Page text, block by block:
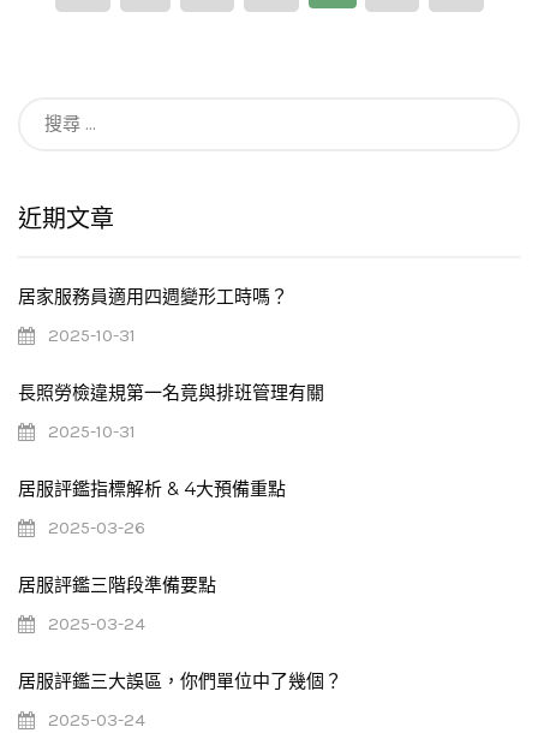
尋：
近期文章
居家服務員適用四週變形工時嗎？
2025-10-31
長照勞檢違規第一名竟與排班管理有關
2025-10-31
居服評鑑指標解析 & 4大預備重點
2025-03-26
居服評鑑三階段準備要點
2025-03-24
居服評鑑三大誤區，你們單位中了幾個？
2025-03-24